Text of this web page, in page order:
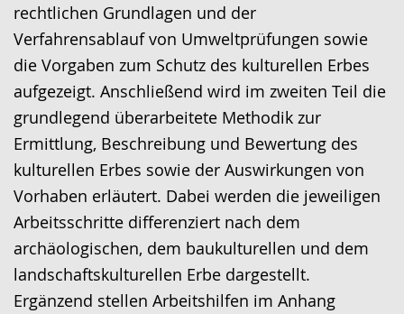
rechtlichen Grundlagen und der
Verfahrensablauf von Umweltprüfungen sowie
die Vorgaben zum Schutz des kulturellen Erbes
aufgezeigt. Anschließend wird im zweiten Teil die
grundlegend überarbeitete Methodik zur
Ermittlung, Beschreibung und Bewertung des
kulturellen Erbes sowie der Auswirkungen von
Vorhaben erläutert. Dabei werden die jeweiligen
Arbeitsschritte differenziert nach dem
archäologischen, dem baukulturellen und dem
landschaftskulturellen Erbe dargestellt.
Ergänzend stellen Arbeitshilfen im Anhang